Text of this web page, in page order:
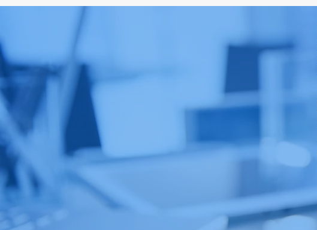
Max ตกจากฟ้าไม่พัง! ⚡📱